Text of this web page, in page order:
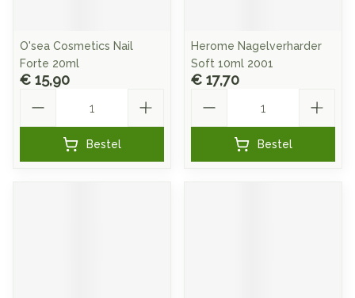
O'sea Cosmetics Nail
Forte 20ml
€ 15,90
Bestel
Herome Nagelverharder
Soft 10ml 2001
€ 17,70
Bestel